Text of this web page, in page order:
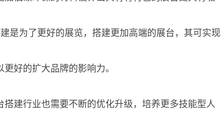
为了更好的展览，搭建更加高端的展台，其可实现
好的扩大品牌的影响力。
建行业也需要不断的优化升级，培养更多技能型人